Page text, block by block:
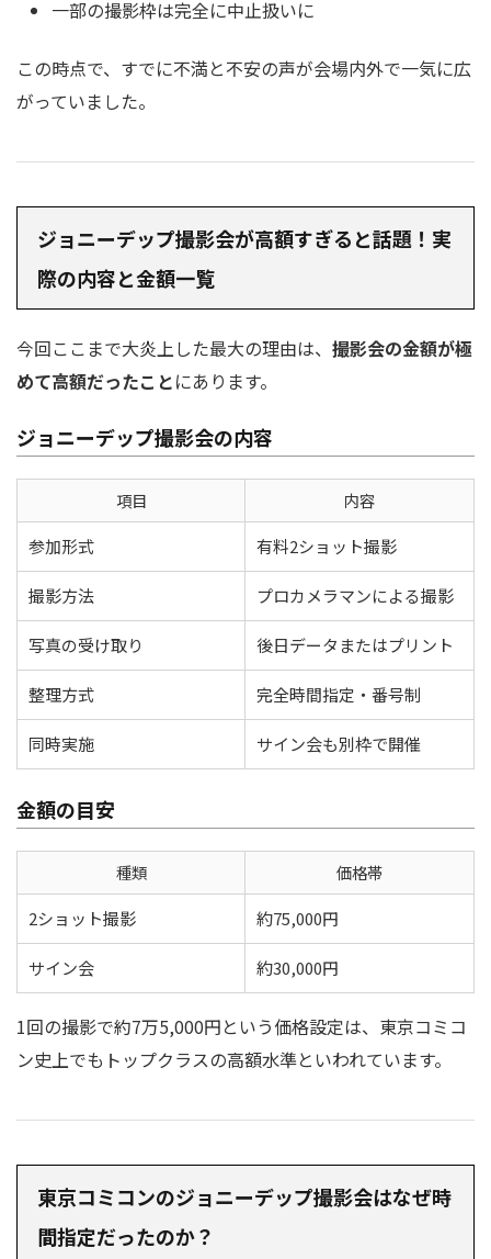
一部の撮影枠は完全に中止扱いに
この時点で、すでに不満と不安の声が会場内外で一気に広
がっていました。
ジョニーデップ撮影会が高額すぎると話題！実
際の内容と金額一覧
今回ここまで大炎上した最大の理由は、 撮影会の金額が極
めて高額だったことにあります。
ジョニーデップ撮影会の内容
項目
内容
参加形式
有料2ショット撮影
撮影方法 プロカメラマンによる撮影
写真の受け取り 後日データまたはプリント
整理方式 完全時間指定・番号制
同時実施 サイン会も別枠で開催
金額の目安
種類
価格帯
2ショット撮影
約75,000円
サイン会 約30,000円
1回の撮影で約7万5,000円という価格設定は、東京コミコ
ン史上でもトップクラスの高額水準といわれています。
東京コミコンのジョニーデップ撮影会はなぜ時
間指定だったのか？